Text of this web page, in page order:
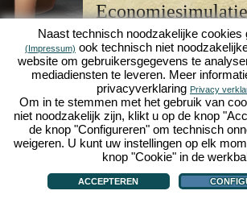
Kapilands is een van de
retrogamevoor fans van
werd ooit uitgeroepen tot
een genot voor fans van
je eigen zakenimperium
economiesimulaties!
Naast technisch noodzakelijke cookies
(Impressum) ook technisch niet
website om gebruikersgegevens te
mediadiensten te leveren. Meer
privacyverklaring Privacy
Om in te stemmen met het gebruik van
niet noodzakelijk zijn, klikt u op de knop
de knop "Configureren" om technisch
weigeren. U kunt uw instellingen op elk
knop "Cookie" in de
ACCEPTEREN